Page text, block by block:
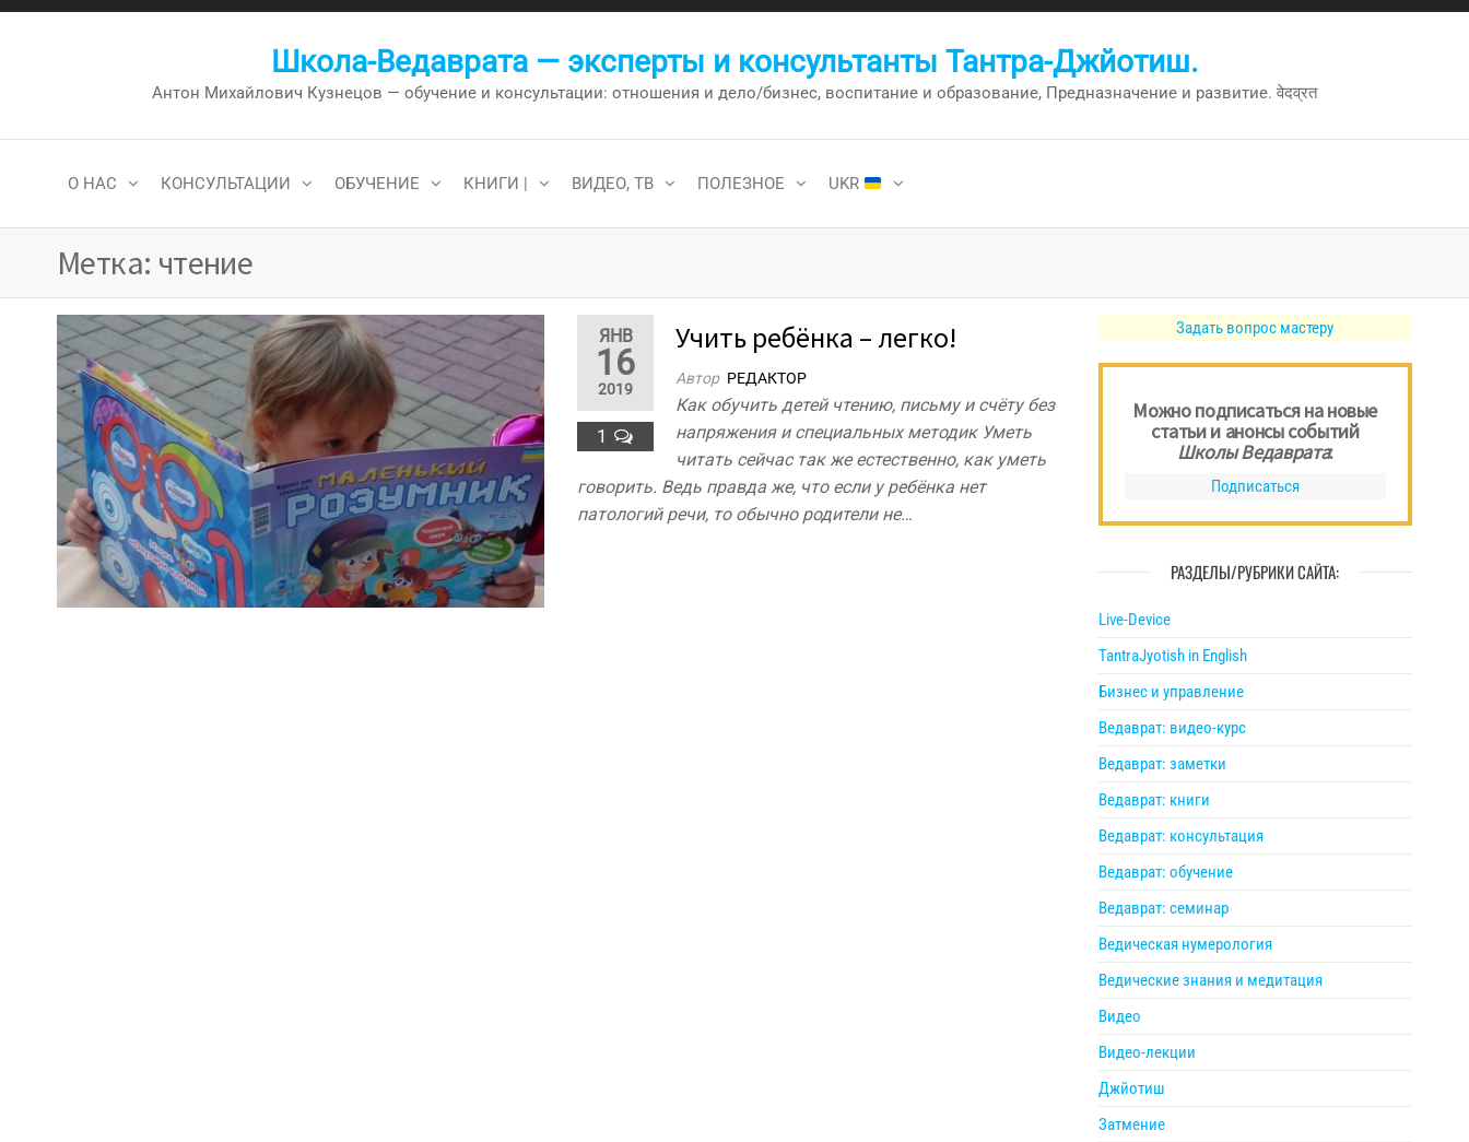
Перейти
Школа-Ведаврата — эксперты и консультанты Тантра-Джйотиш.
Антон Михайлович Кузнецов — обучение и консультации: отношения и дело/бизнес, воспитание и образование, Предназначение и развитие. वेदव्रत
О НАС КОНСУЛЬТАЦИИ ОБУЧЕНИЕ КНИГИ | ВИДЕО, ТВ ПОЛЕЗНОЕ UKR
Метка: чтение
ЯНВ
16
2019
1
Учить ребёнка – легко!
Автор РЕДАКТОР
Как обучить детей чтению, письму и счёту без
напряжения и специальных методик Уметь
читать сейчас так же естественно, как уметь
говорить. Ведь правда же, что если у ребёнка нет
патологий речи, то обычно родители не…
Задать вопрос мастеру
Можно подписаться на новые
статьи и анонсы событий
Школы Ведаврата:
Подписаться
РАЗДЕЛЫ/РУБРИКИ САЙТА:
Live-Device
TantraJyotish in English
Бизнес и управление
Ведаврат: видео-курс
Ведаврат: заметки
Ведаврат: книги
Ведаврат: консультация
Ведаврат: обучение
Ведаврат: семинар
Ведическая нумерология
Ведические знания и медитация
Видео
Видео-лекции
Джйотиш
Затмение